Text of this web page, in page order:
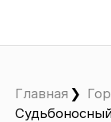
Главная